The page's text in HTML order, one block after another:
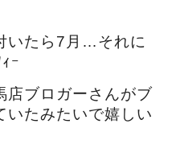
いたら7月…それに
ｰ
店ブロガーさんがブ
いたみたいで嬉しい